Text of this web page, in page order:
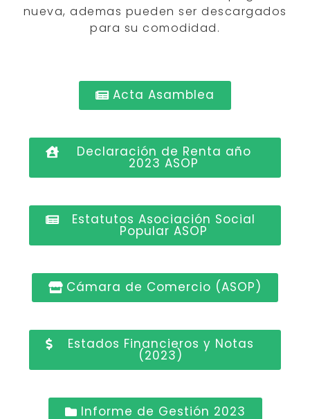
nueva, ademas pueden ser descargados
para su comodidad.
Acta Asamblea
Declaración de Renta año
2023 ASOP
Estatutos Asociación Social
Popular ASOP
Cámara de Comercio (ASOP)
Estados Financieros y Notas
(2023)
Informe de Gestión 2023